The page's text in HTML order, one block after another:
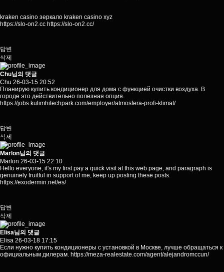
kraken casino зеркало kraken casino xyz
https://slo-on2.cc https://slo-on2.cc/
답변
삭제
Chu님의 댓글
Chu 26-03-15 20:52
Планирую купить кондиционер для дома с функцией очистки воздуха. В
городе это действительно полезная опция.
https://jobs.kulimhitechpark.com/employer/atmosfera-profi-klimat/
답변
삭제
Marlon님의 댓글
Marlon 26-03-15 22:10
Hello everyone, it's my first pay a quick visit at this web page, and paragraph is
genuinely fruitful in support of me, keep up posting these posts.
https://exodermin.net/es/
답변
삭제
Elisa님의 댓글
Elisa 26-03-18 17:15
Если нужно купить кондиционеры с установкой в Москве, лучше обращаться к
официальным дилерам. https://meza-realestate.com/agent/alejandromccun/